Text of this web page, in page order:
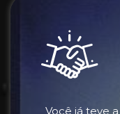
Você já teve